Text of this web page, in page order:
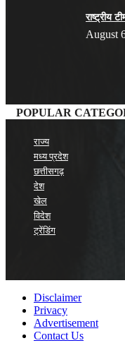
राष्ट्रीय
August
POPULAR
राज्य
मध्य प्रदेश
छत्तीसगढ़
देश
खेल
विदेश
ट्रेंडिंग
Disclaimer
Privacy
Advertisement
Contact Us